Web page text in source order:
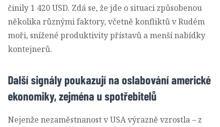
činily 1 420 USD. Zdá se, že jde o situaci způsobenou
několika různými faktory, včetně konfliktů v Rudém
moři, snížené produktivity přístavů a menší nabídky
kontejnerů.
Další signály poukazují na oslabování americké
ekonomiky, zejména u spotřebitelů
Nejenže nezaměstnanost v USA výrazně vzrostla – z